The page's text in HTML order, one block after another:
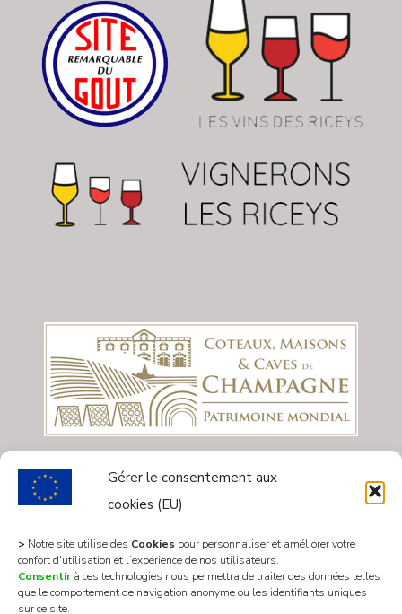
Gérer le consentement aux
cookies (EU)
> Notre site utilise des Cookies pour personnaliser et améliorer votre
confort d'utilisation et l’expérience de nos utilisateurs.
Consentir à ces technologies nous permettra de traiter des données telles
que le comportement de navigation anonyme ou les identifiants uniques
sur ce site.